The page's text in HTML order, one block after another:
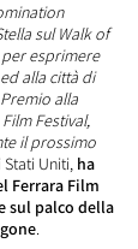
sul Walk of
esprimere
alla città di
alla
Festival,
il prossimo
Uniti, ha
Ferrara Film
sul palco della
.